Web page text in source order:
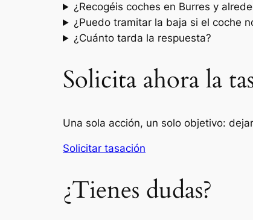
¿Recogéis coches en Burres y
¿Puedo tramitar la baja si el coche
¿Cuánto tarda la respuesta?
Solicita ahora la
Una sola acción, un solo objetivo:
Solicitar tasación
¿Tienes dudas?